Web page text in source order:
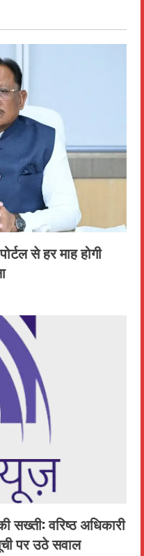
से हर माह होगी
सख्ती: वरिष्ठ अधिकारी
पर उठे सवाल